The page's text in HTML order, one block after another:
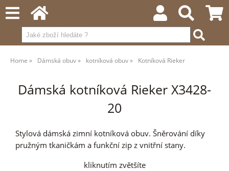
Home Dámská obuv kotníková obuv Kotníková Rieker
Dámská kotníková Rieker X3428-
20
Stylová dámská zimní kotníková obuv. Šněrování díky
pružným tkaničkám a funkční zip z vnitřní stany.
kliknutím zvětšíte